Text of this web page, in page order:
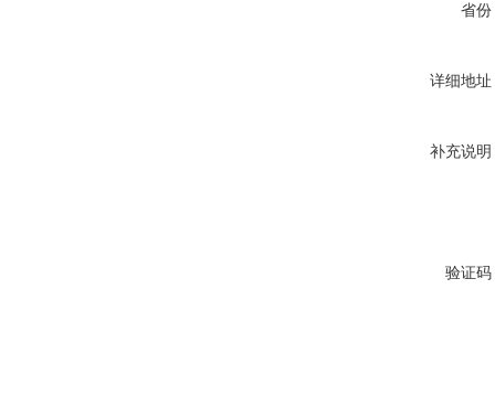
省份
详细地址
补充说明
验证码